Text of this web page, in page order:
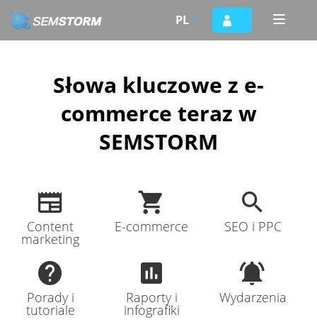
Przejdź
do
treści
Toggle
PL
Content
marketing
E-commerce SEO i PPC
Porady i
tutoriale
Raporty i
infografiki
Wydarzenia
Słowa kluczowe z e-
commerce teraz w
SEMSTORM